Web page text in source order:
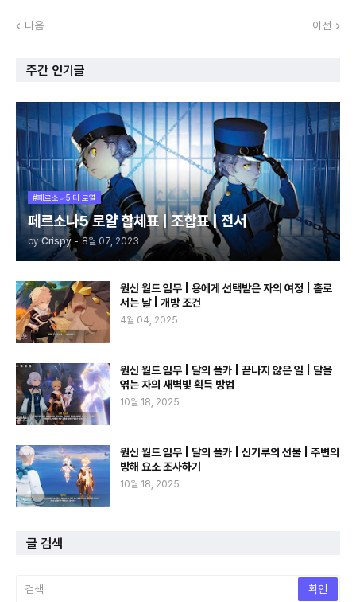
다음 이전
주간 인기글
#페르소나5 더 로열
페르소나5 로얄 합체표 | 조합표 | 전서
by Crispy - 8월 07, 2023
원신 월드 임무 | 용에게 선택받은 자의 여정 | 홀로
서는 날 | 개방 조건
4월 04, 2025
원신 월드 임무 | 달의 폴카 | 끝나지 않은 일 | 달을
엮는 자의 새벽빛 획득 방법
10월 18, 2025
원신 월드 임무 | 달의 폴카 | 신기루의 선물 | 주변의
방해 요소 조사하기
10월 18, 2025
글 검색